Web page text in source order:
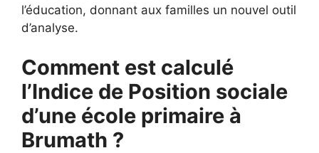
l’éducation, donnant aux familles un nouvel outil
d’analyse.
Comment est calculé
l’Indice de Position sociale
d’une école primaire à
Brumath ?